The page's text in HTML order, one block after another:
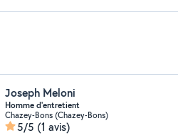
Joseph Meloni
Homme d'entretient
Chazey-Bons (Chazey-Bons)
5/5 (1 avis)